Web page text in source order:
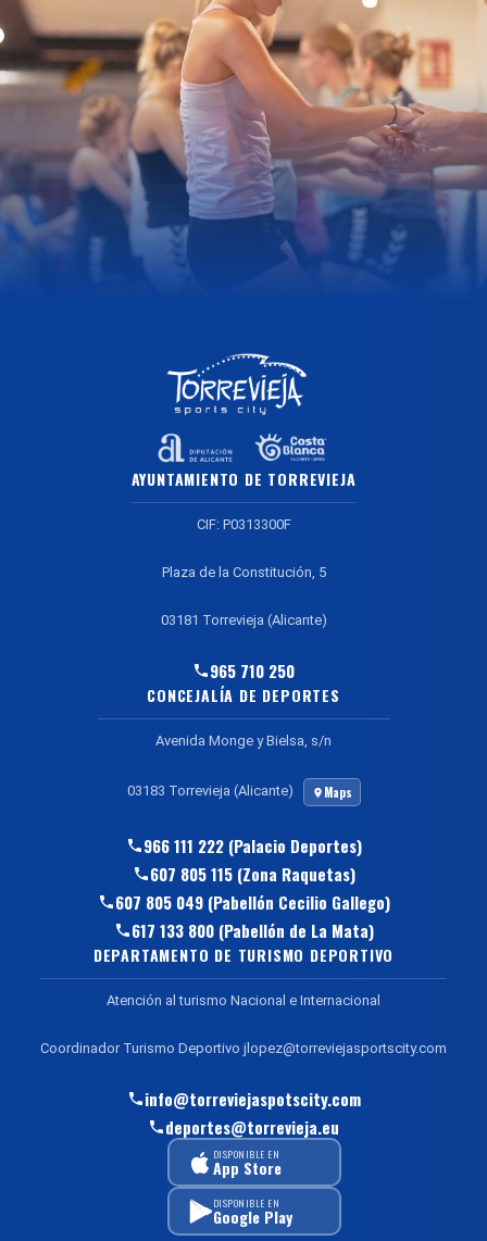
AYUNTAMIENTO DE TORREVIEJA
CIF: P0313300F
Plaza de la Constitución, 5
03181 Torrevieja (Alicante)
965 710 250
CONCEJALÍA DE DEPORTES
Avenida Monge y Bielsa, s/n
03183 Torrevieja (Alicante) Maps
966 111 222 (Palacio Deportes)
607 805 115 (Zona Raquetas)
607 805 049 (Pabellón Cecilio Gallego)
617 133 800 (Pabellón de La Mata)
DEPARTAMENTO DE TURISMO DEPORTIVO
Atención al turismo Nacional e Internacional
Coordinador Turismo Deportivo jlopez@torreviejasportscity.com
info@torreviejaspotscity.com
deportes@torrevieja.eu
DISPONIBLE EN
App Store
DISPONIBLE EN
Google Play